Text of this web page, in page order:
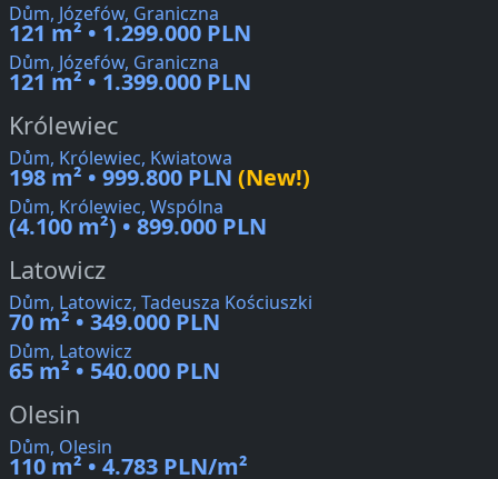
Dům, Józefów, Graniczna
121 m² • 1.299.000 PLN
Dům, Józefów, Graniczna
121 m² • 1.399.000 PLN
Królewiec
Dům, Królewiec, Kwiatowa
198 m² • 999.800 PLN (New!)
Dům, Królewiec, Wspólna
(4.100 m²) • 899.000 PLN
Latowicz
Dům, Latowicz, Tadeusza Kościuszki
70 m² • 349.000 PLN
Dům, Latowicz
65 m² • 540.000 PLN
Olesin
Dům, Olesin
110 m² • 4.783 PLN/m²